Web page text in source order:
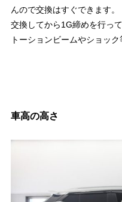
んので交換はすぐできます。
交換してから1G締めを行って
トーションビームやショッ
車高の高さ